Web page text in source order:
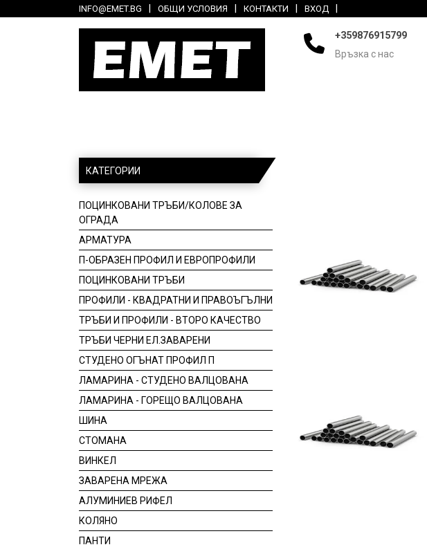
INFO@EMET.BG ОБЩИ УСЛОВИЯ КОНТАКТИ ВХОД
+359876915799
Връзка с нас
КАТЕГОРИИ
ПОЦИНКОВАНИ ТРЪБИ/КОЛОВЕ ЗА
ОГРАДА
АРМАТУРА
П-ОБРАЗЕН ПРОФИЛ И ЕВРОПРОФИЛИ
ПОЦИНКОВАНИ ТРЪБИ
ПРОФИЛИ - КВАДРАТНИ И ПРАВОЪГЪЛНИ
ТРЪБИ И ПРОФИЛИ - ВТОРО КАЧЕСТВО
ТРЪБИ ЧЕРНИ ЕЛ.ЗАВАРЕНИ
СТУДЕНО ОГЪНАТ ПРОФИЛ П
ЛАМАРИНА - СТУДЕНО ВАЛЦОВАНА
ЛАМАРИНА - ГОРЕЩО ВАЛЦОВАНА
ШИНА
СТОМАНА
ВИНКЕЛ
ЗАВАРЕНА МРЕЖА
АЛУМИНИЕВ РИФЕЛ
КОЛЯНО
ПАНТИ